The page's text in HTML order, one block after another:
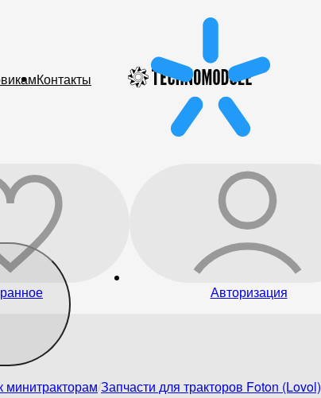
Контакты
Авторизация
минитракторам Запчасти для тракторов Foton (Lovol)